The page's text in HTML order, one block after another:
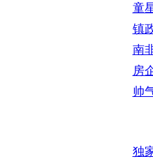
童
镇
南
房
帅
独